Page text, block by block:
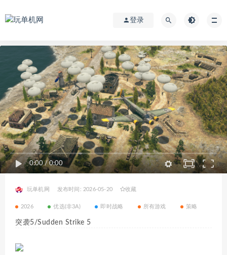
登录
0:00/0:00
玩单机网 发布时间: 2026-05-20 收藏
2026 优选(非3A) 即时战略 所有游戏 策略
突袭5/Sudden Strike 5